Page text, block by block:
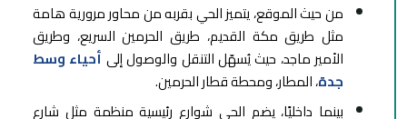
من حيث الموقع، يتميز الحي بقربه من محاور مرورية هامة
مثل طريق مكة القديم، طريق الحرمين السريع، وطريق
الأمير ماجد، حيث يُسهّل التنقل والوصول إلى أحياء وسط
جدة، المطار، ومحطة قطار الحرمين.
بينما داخليًا، يضم الحي شوارع رئيسية منظمة مثل شارع